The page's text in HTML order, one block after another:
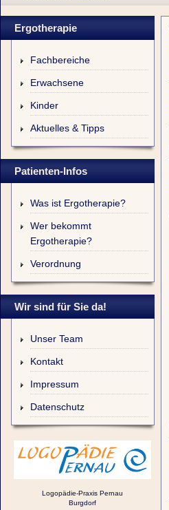
Ergotherapie
Fachbereiche
Erwachsene
Kinder
Aktuelles & Tipps
Patienten-Infos
Was ist Ergotherapie?
Wer bekommt
Ergotherapie?
Verordnung
Wir sind für Sie da!
Unser Team
Kontakt
Impressum
Datenschutz
Logopädie-Praxis Pernau
Burgdorf